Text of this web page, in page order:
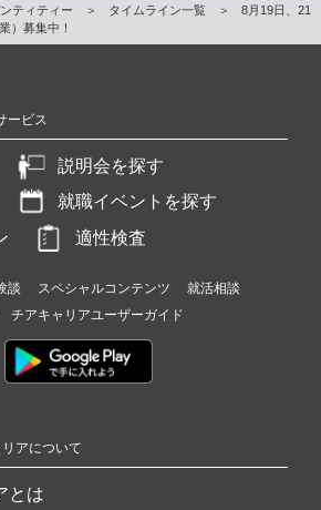
ティティー ＞ タイムライン一覧 ＞
8月19日、21
）募集中！
ービス
説明会を探す
就職イベントを探す
適性検査
談 スペシャルコンテンツ
就活相談
チアキャリアユーザーガイド
アについて
とは